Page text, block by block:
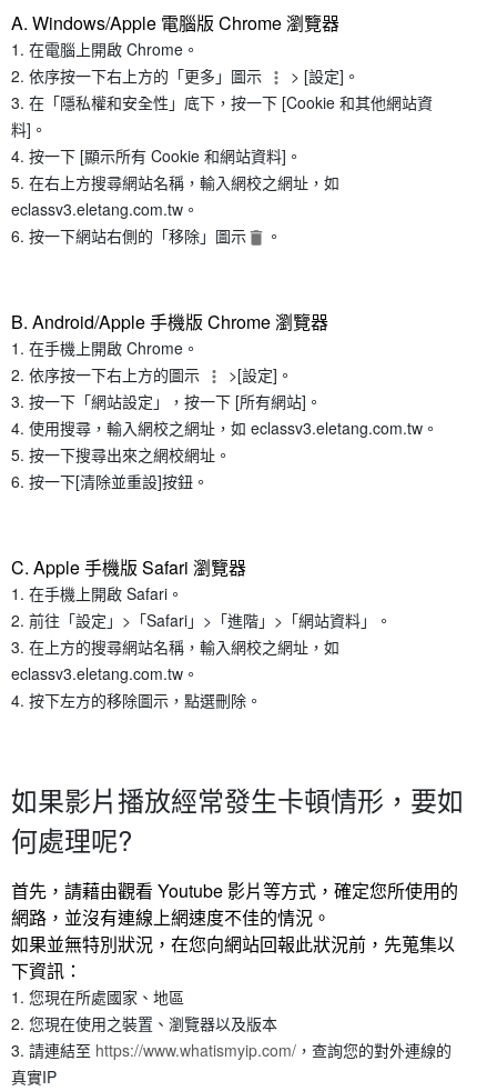
A. Windows/Apple 電腦版 Chrome 瀏覽器
在電腦上開啟 Chrome。
依序按一下右上方的「更多」圖示
> [設定]。
在「隱私權和安全性」底下，按一下 [Cookie 和其他網站資
料]。
按一下 [顯示所有 Cookie 和網站資料]。
在右上方搜尋網站名稱，輸入網校之網址，如
eclassv3.eletang.com.tw。
按一下網站右側的「移除」圖示
。
B. Android/Apple 手機版 Chrome 瀏覽器
在手機上開啟 Chrome。
依序按一下右上方的圖示
>[設定]。
按一下「網站設定」，按一下 [所有網站]。
使用搜尋，輸入網校之網址，如 eclassv3.eletang.com.tw。
按一下搜尋出來之網校網址。
按一下[清除並重設]按鈕。
C. Apple 手機版 Safari 瀏覽器
在手機上開啟 Safari。
前往「設定」>「Safari」>「進階」>「網站資料」。
在上方的搜尋網站名稱，輸入網校之網址，如
eclassv3.eletang.com.tw。
按下左方的移除圖示，點選刪除。
如果影片播放經常發生卡頓情形，要如
何處理呢?
首先，請藉由觀看 Youtube 影片等方式，確定您所使用的
網路，並沒有連線上網速度不佳的情況。
如果並無特別狀況，在您向網站回報此狀況前，先蒐集以
下資訊：
您現在所處國家、地區
您現在使用之裝置、瀏覽器以及版本
請連結至 https://www.whatismyip.com/，查詢您的對外連線的
真實IP